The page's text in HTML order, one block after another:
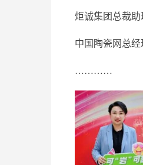
炬诚集团总裁助
中国陶瓷网总经
…………